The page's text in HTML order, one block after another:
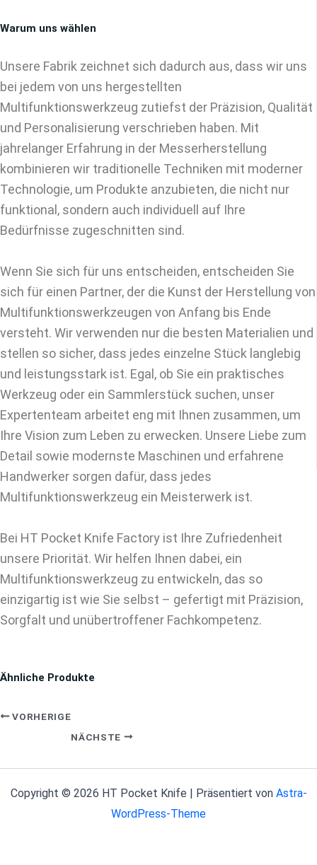
Warum uns wählen
Unsere Fabrik zeichnet sich dadurch aus, dass wir uns
bei jedem von uns hergestellten
Multifunktionswerkzeug zutiefst der Präzision, Qualität
und Personalisierung verschrieben haben. Mit
jahrelanger Erfahrung in der Messerherstellung
kombinieren wir traditionelle Techniken mit moderner
Technologie, um Produkte anzubieten, die nicht nur
funktional, sondern auch individuell auf Ihre
Bedürfnisse zugeschnitten sind.
Wenn Sie sich für uns entscheiden, entscheiden Sie
sich für einen Partner, der die Kunst der Herstellung von
Multifunktionswerkzeugen von Anfang bis Ende
versteht. Wir verwenden nur die besten Materialien und
stellen so sicher, dass jedes einzelne Stück langlebig
und leistungsstark ist. Egal, ob Sie ein praktisches
Werkzeug oder ein Sammlerstück suchen, unser
Expertenteam arbeitet eng mit Ihnen zusammen, um
Ihre Vision zum Leben zu erwecken. Unsere Liebe zum
Detail sowie modernste Maschinen und erfahrene
Handwerker sorgen dafür, dass jedes
Multifunktionswerkzeug ein Meisterwerk ist.
Bei HT Pocket Knife Factory ist Ihre Zufriedenheit
unsere Priorität. Wir helfen Ihnen dabei, ein
Multifunktionswerkzeug zu entwickeln, das so
einzigartig ist wie Sie selbst – gefertigt mit Präzision,
Sorgfalt und unübertroffener Fachkompetenz.
Ähnliche Produkte
VORHERIGE
NÄCHSTE
Copyright © 2026 HT Pocket Knife | Präsentiert von Astra-
WordPress-Theme